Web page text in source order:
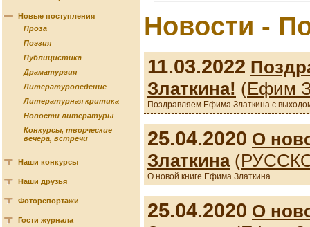
Новые поступления
Проза
Поэзия
Публицистика
Драматургия
Литературоведение
Литературная критика
Новости литературы
Конкурсы, творческие
вечера, встречи
Наши конкурсы
Наши друзья
Фоторепортажи
Гости журнала
Новости -
11.03.2022
Златкина! (Ефим
Поздравляем Ефима Златкина с
25.04.2020 О
Златкина(
О новой книге Ефима Златкина
25.04.2020 О